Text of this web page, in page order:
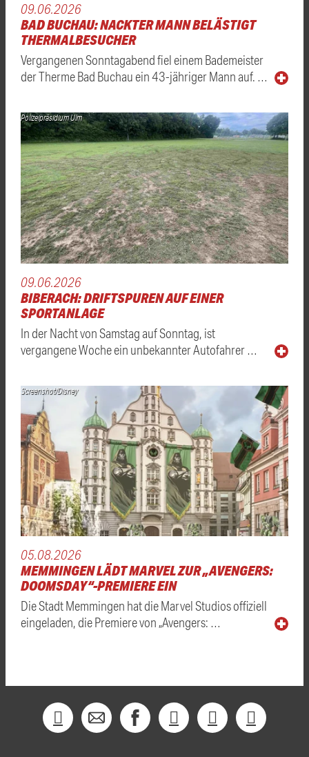
09.06.2026
BAD BUCHAU: NACKTER MANN BELÄSTIGT
THERMALBESUCHER
Vergangenen Sonntagabend fiel einem Bademeister
der Therme Bad Buchau ein 43-jähriger Mann auf. …
Polizeipräsidium Ulm
09.06.2026
BIBERACH: DRIFTSPUREN AUF EINER
SPORTANLAGE
In der Nacht von Samstag auf Sonntag, ist
vergangene Woche ein unbekannter Autofahrer …
Screenshot/Disney
05.08.2026
MEMMINGEN LÄDT MARVEL ZUR „AVENGERS:
DOOMSDAY“-PREMIERE EIN
Die Stadt Memmingen hat die Marvel Studios offiziell
eingeladen, die Premiere von „Avengers: …